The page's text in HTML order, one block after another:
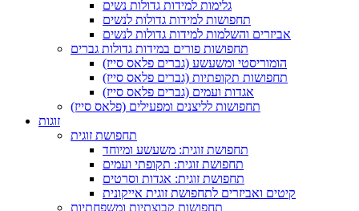
גלימות למידות גדולות נשים
תחפושות למידות גדולות לנשים
אביזרים והשלמות למידות גדולות לנשים
תחפושות פורים במידות גדולות גברים
הומוריסטי ומשעשע (גברים פלאס סייז)
תחפושות תקופתיות (גברים פלאס סייז)
אגדות ועמים (גברים פלאס סייז)
תחפושות לליצנים ומפעילים (פלאס סייז)
זוגות
תחפושת זוגית
תחפושת זוגית: משעשע ומיוחד
תחפושת זוגית: תקופתי ועמים
תחפושת זוגית: אגדות וסרטים
קיטים ואביזרים לתחפושת זוגית אייקונית
תחפושות קבוצתיות ומשפחתיות